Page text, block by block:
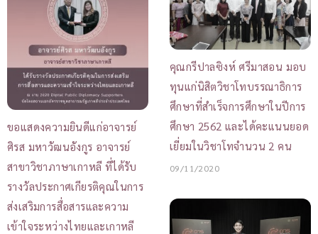
ขอแสดงความยินดีแก่อาจารย์
ศิรส มหาวัฒนอังกูร อาจารย์
สาขาวิชาภาษาเกาหลี ที่ได้รับ
รางวัลประกาศเกียรติคุณในการ
ส่งเสริมการสื่อสารและความ
เข้าใจระหว่างไทยและเกาหลี
คุณกรีปาลซิงห์ ศรีมาสอน มอบ
ทุนแก่นิสิตวิชาโทบรรณาธิการ
ศึกษาที่สำเร็จการศึกษาในปีการ
ศึกษา 2562 และได้คะแนนยอด
เยี่ยมในวิชาโทจำนวน 2 คน
09/11/2020